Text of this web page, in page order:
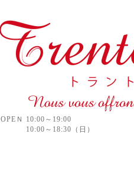
OPEＮ 10:00～19:00
10:00～18:30（日）